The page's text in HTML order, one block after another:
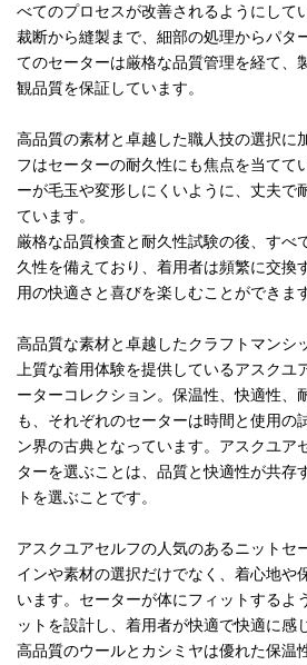
べてのプロセスが改善されるようにして
裁断から縫製まで、細部の処理からパタ
てのセーターは厳格な品質管理を経て、
観品質を保証しています。
高品質の素材と卓越した職人技の選択に
フはセーターの耐久性にも焦点を当てて
ーが毛玉や変形しにくいように、丈夫で
ています。
厳格な品質検査と耐久性試験の後、すべ
久性を備えており、着用者は頻繁に交換
用の快適さと喜びを楽しむことができま
高品質な素材と卓越したクラフトマンシ
上質な着用体験を提供しているアスクユ
ーターコレクション。保温性、快適性、
も、それぞれのセーターは時間と使用の
ン界の古典となっています。アスクユア
ターを選ぶことは、品質と快適性が共存
トを選ぶことです。
アスクユアセルフの人気のあるニットセ
インや素材の選択だけでなく、着心地や
います。セーターが体にフィットするよ
ットを設計し、着用者が快適で快適に感
高品質のウールとカシミヤは優れた保温